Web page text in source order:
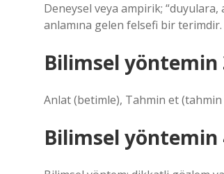
Deneysel veya ampirik;
anlamına gelen felsefi bir
Bilimsel yöntemin
Anlat (betimle), Tahmin et (tahmin
Bilimsel yöntemin